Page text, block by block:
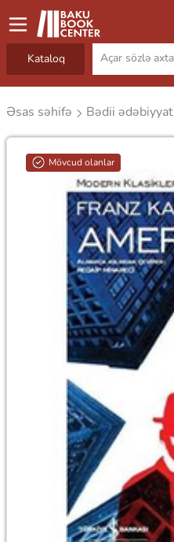
Kataloq
Əsas səhifə Bədii ədəbiyyat
Mövcud olanlar